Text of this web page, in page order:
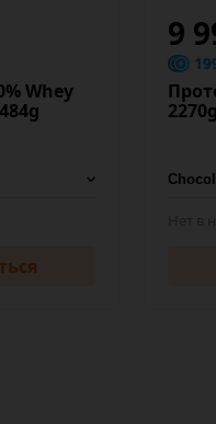
Whey
9
2270g